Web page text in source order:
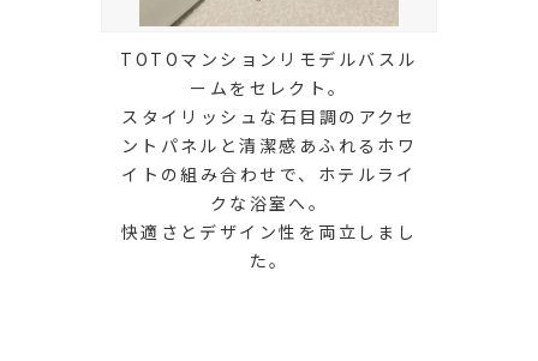
TOTOマンションリモデルバスル
ームをセレクト。
スタイリッシュな石目調のアクセ
ントパネルと清潔感あふれるホワ
イトの組み合わせで、ホテルライ
クな浴室へ。
快適さとデザイン性を両立しまし
た。